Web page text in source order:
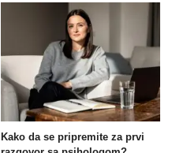
Kako da se pripremite za prvi